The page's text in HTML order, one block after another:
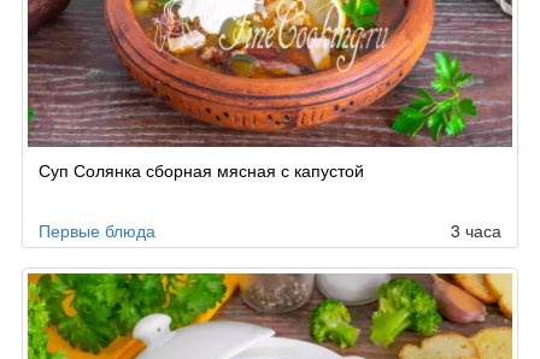
Суп Солянка сборная мясная с капустой
Первые блюда 3 часа